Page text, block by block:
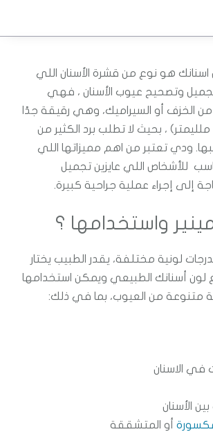
اسنانك هو نوع من قشرة الأسنان اللي
وتصحيح عيوب الأسنان ، فهي
الخزف أو السيراميك، وهي رقيقة جدًا
1/20 من ملليمتر) ، بحيث لا تطلب برد الكثير من
ودي تعتبر من اهم مميزاتها اللي
للأشخاص اللي عايزين تجميل
إلى إجراء عملية جراحية كبيرة.
واستخدامها ؟
لونية مختلفة، يقدر الطبيب يختار
لون أسنانك الطبيعي ويمكن استخدامها
متنوعة من العيوب، بما في ذلك:
في الاسنان
الأسنان
أو المتشققة